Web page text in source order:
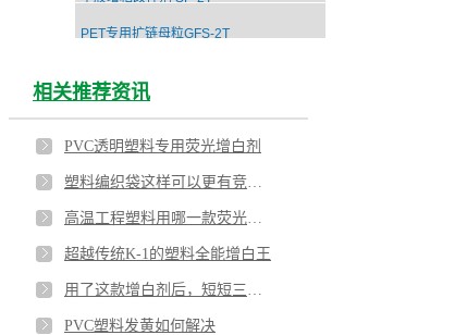
PET专用扩链母粒GFS-2T
相关推荐资讯
PVC透明塑料专用荧光增白剂
超越传统K-1的塑料全能增白王
PVC塑料发黄如何解决